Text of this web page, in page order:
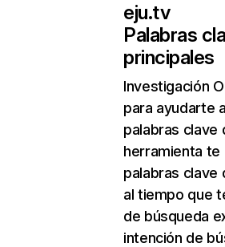
eju.tv
Palabras
principales
Investigación
para ayudarte
palabras clave
herramienta te
palabras clave
al tiempo que
de búsqueda
intención de